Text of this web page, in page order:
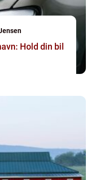
Hold din bil